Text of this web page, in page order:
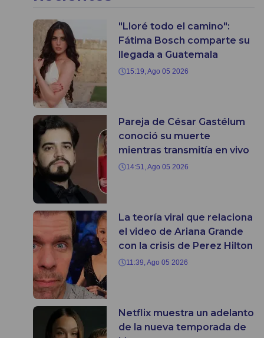
"Lloré todo el camino":
Fátima Bosch comparte su
llegada a Guatemala
15:19, Ago 05 2026
Pareja de César Gastélum
conoció su muerte
mientras transmitía en vivo
14:51, Ago 05 2026
La teoría viral que relaciona
el video de Ariana Grande
con la crisis de Perez Hilton
11:39, Ago 05 2026
Netflix muestra un adelanto
de la nueva temporada de